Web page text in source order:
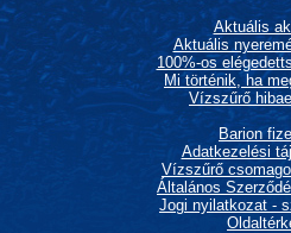
Aktuális
Aktuális
100%-os
Mi történik, ha
Vízszűrő
Barion
Adatkezelési
Vízszűrő
Általános
Jogi nyilatkozat -